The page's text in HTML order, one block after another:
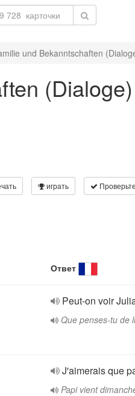
und Bekanntschaften
играть
Ответ
Peut-on voir
Que penses-tu de
J'aimerais que
Papi vient